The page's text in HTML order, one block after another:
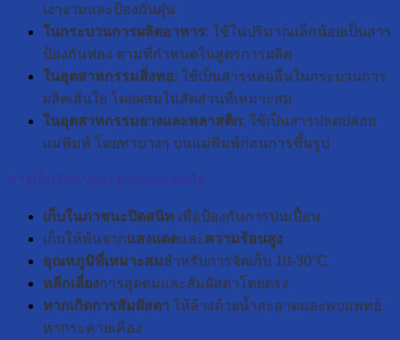
เงางามและป้องกันฝุ่น
ในกระบวนการผลิตอาหาร: ใช้ในปริมาณเล็กน้อยเป็นสาร
ป้องกันฟอง ตามที่กำหนดในสูตรการผลิต
ในอุตสาหกรรมสิ่งทอ: ใช้เป็นสารหล่อลื่นในกระบวนการ
ผลิตเส้นใย โดยผสมในสัดส่วนที่เหมาะสม
ในอุตสาหกรรมยางและพลาสติก: ใช้เป็นสารปลดปล่อย
แม่พิมพ์ โดยทาบางๆ บนแม่พิมพ์ก่อนการขึ้นรูป
เก็บในภาชนะปิดสนิท เพื่อป้องกันการปนเปื้อน
เก็บให้พ้นจากแสงแดดและความร้อนสูง
อุณหภูมิที่เหมาะสมสำหรับการจัดเก็บ 10-30°C
หลีกเลี่ยงการสูดดมและสัมผัสตาโดยตรง
หากเกิดการสัมผัสตา ให้ล้างด้วยน้ำสะอาดและพบแพทย์
หากระคายเคือง